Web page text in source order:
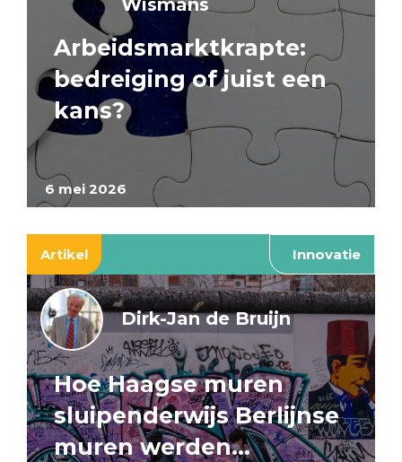
6 mei 2026
Wismans
Arbeidsmarktkrapte:
bedreiging of juist een
kans?
Artikel Innovatie
Dirk-Jan de Bruijn
Hoe Haagse muren
sluipenderwijs Berlijnse
muren werden…